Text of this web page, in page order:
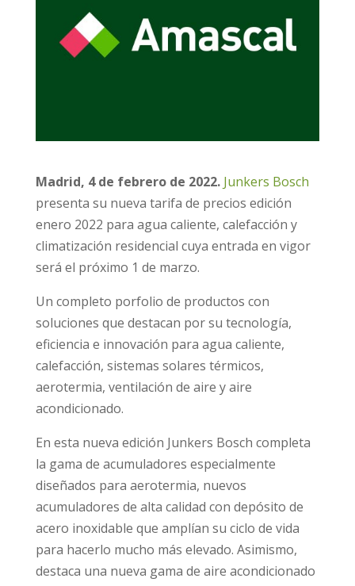
Madrid, 4 de febrero de 2022. Junkers Bosch
presenta su nueva tarifa de precios edición
enero 2022 para agua caliente, calefacción y
climatización residencial cuya entrada en vigor
será el próximo 1 de marzo.
Un completo porfolio de productos con
soluciones que destacan por su tecnología,
eficiencia e innovación para agua caliente,
calefacción, sistemas solares térmicos,
aerotermia, ventilación de aire y aire
acondicionado.
En esta nueva edición Junkers Bosch completa
la gama de acumuladores especialmente
diseñados para aerotermia, nuevos
acumuladores de alta calidad con depósito de
acero inoxidable que amplían su ciclo de vida
para hacerlo mucho más elevado. Asimismo,
destaca una nueva gama de aire acondicionado